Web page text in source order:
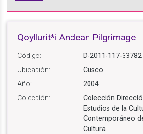
Qoyllurit*i Andean Pilgrimage
Código:
D-2011-117-33782
Ubicación:
Cusco
Año:
2004
Colección:
Colección
Estudios de la
Contemporáneo
Cultura